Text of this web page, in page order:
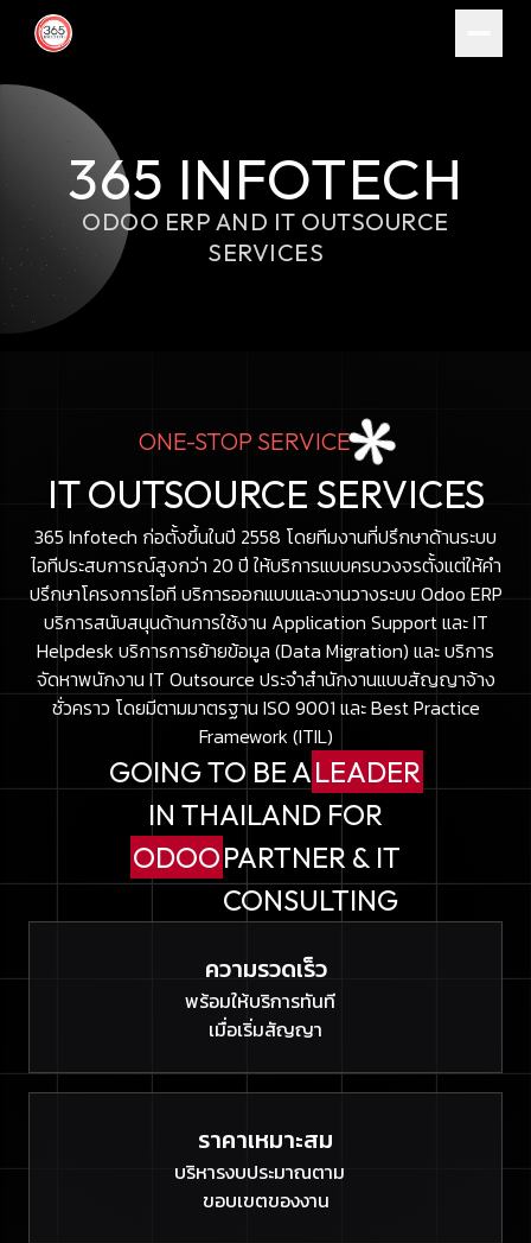
365 INFOTECH
ODOO ERP AND IT OUTSOURCE
SERVICES
ONE-STOP SERVICE
IT OUTSOURCE SERVICES
365 Infotech ก่อตั้งขึ้นในปี 2558 โดยทีมงานที่ปรึกษาด้านระบบ
ไอทีประสบการณ์สูงกว่า 20 ปี ให้บริการแบบครบวงจรตั้งแต่ให้คำ
ปรึกษาโครงการไอที บริการออกแบบและงานวางระบบ Odoo ERP
บริการสนับสนุนด้านการใช้งาน Application Support และ IT
Helpdesk บริการการย้ายข้อมูล (Data Migration) และ บริการ
จัดหาพนักงาน IT Outsource ประจำสำนักงานแบบสัญญาจ้าง
ชั่วคราว โดยมีตามมาตรฐาน ISO 9001 และ Best Practice
Framework (ITIL)
GOING TO BE ALEADER
IN THAILAND FOR
ODOOPARTNER & IT
CONSULTING
ความรวดเร็ว
พร้อมให้บริการทันที
เมื่อเริ่มสัญญา
ราคาเหมาะสม
บริหารงบประมาณตาม
ขอบเขตของงาน